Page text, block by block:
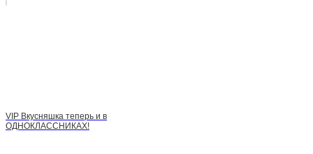
VIP Вкусняшка теперь и в
ОДНОКЛАССНИКАХ!